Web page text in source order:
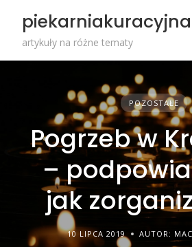
treściartykuły na różne tematy
POZOSTAŁE
Pogrzeb w
–
jak
10 LIPCA 2019 AUTOR: